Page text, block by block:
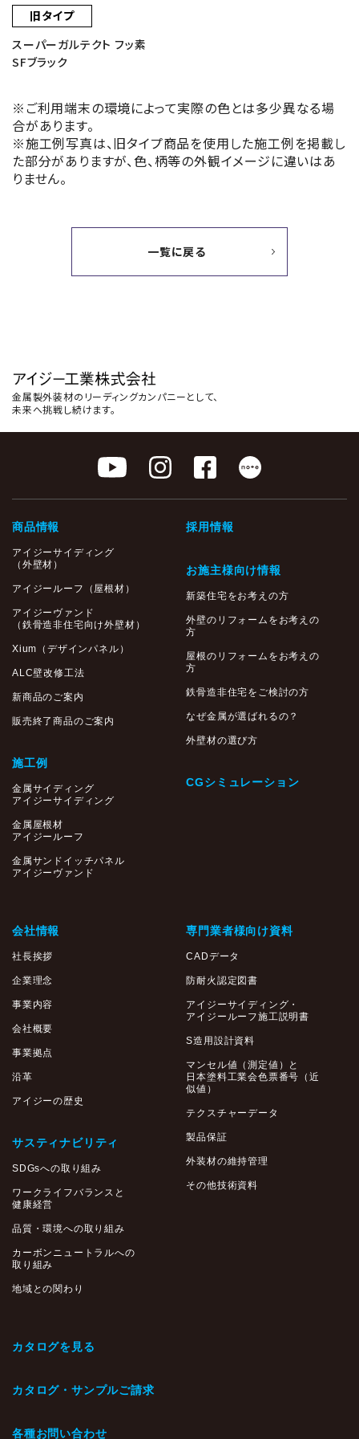
旧タイプ
スーパーガルテクト フッ素
SFブラック
※ご利用端末の環境によって実際の色とは多少異なる場
合があります。
※施工例写真は、旧タイプ商品を使用した施工例を掲載し
た部分がありますが、色、柄等の外観イメージに違いはあ
りません。
一覧に戻る
金属製外装材のリーディングカンパニーとして、
未来へ挑戦し続けます。
商品情報
アイジーサイディング
（外壁材）
アイジールーフ（屋根材）
アイジーヴァンド
（鉄骨造非住宅向け外壁材）
Xium（デザインパネル）
ALC壁改修工法
新商品のご案内
販売終了商品のご案内
施工例
金属サイディング
アイジーサイディング
金属屋根材
アイジールーフ
金属サンドイッチパネル
アイジーヴァンド
会社情報
社長挨拶
企業理念
事業内容
会社概要
事業拠点
沿革
アイジーの歴史
サスティナビリティ
SDGsへの取り組み
ワークライフバランスと
健康経営
品質・環境への取り組み
カーボンニュートラルへの
取り組み
地域との関わり
採用情報
お施主様向け情報
新築住宅をお考えの方
外壁のリフォームをお考えの
方
屋根のリフォームをお考えの
方
鉄骨造非住宅をご検討の方
なぜ金属が選ばれるの？
外壁材の選び方
CGシミュレーション
専門業者様向け資料
CADデータ
防耐火認定図書
アイジーサイディング・
アイジールーフ施工説明書
S造用設計資料
マンセル値（測定値）と
日本塗料工業会色票番号（近
似値）
テクスチャーデータ
製品保証
外装材の維持管理
その他技術資料
カタログを見る
カタログ・サンプルご請求
各種お問い合わせ